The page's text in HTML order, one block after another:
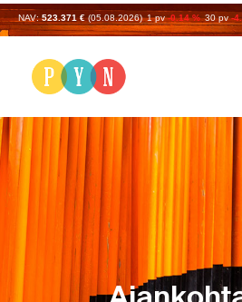
NAV: 523.371 € (05.08.2026) 1 pv -0.14 % 30 pv -